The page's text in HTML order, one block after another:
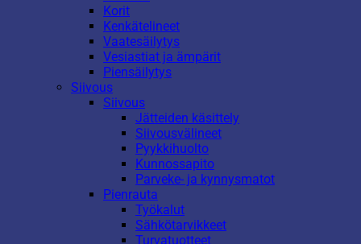
Korit
Kenkätelineet
Vaatesäilytys
Vesiastiat ja ämpärit
Piensäilytys
Siivous
Siivous
Jätteiden käsittely
Siivousvälineet
Pyykkihuolto
Kunnossapito
Parveke- ja kynnysmatot
Pienrauta
Työkalut
Sähkötarvikkeet
Turvatuotteet